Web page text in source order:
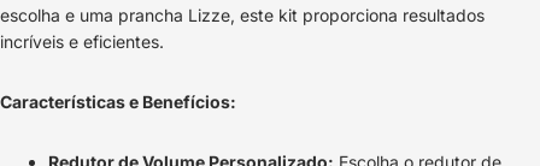
escolha e uma prancha Lizze, este kit proporciona resultados
incríveis e eficientes.
Características e Benefícios:
Redutor de Volume Personalizado: Escolha o redutor de